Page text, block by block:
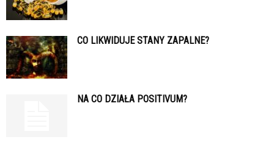
CO LIKWIDUJE STANY ZAPALNE?
NA CO DZIAŁA POSITIVUM?